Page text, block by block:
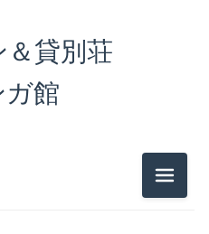
＆貸別荘
ガ館
メニュ